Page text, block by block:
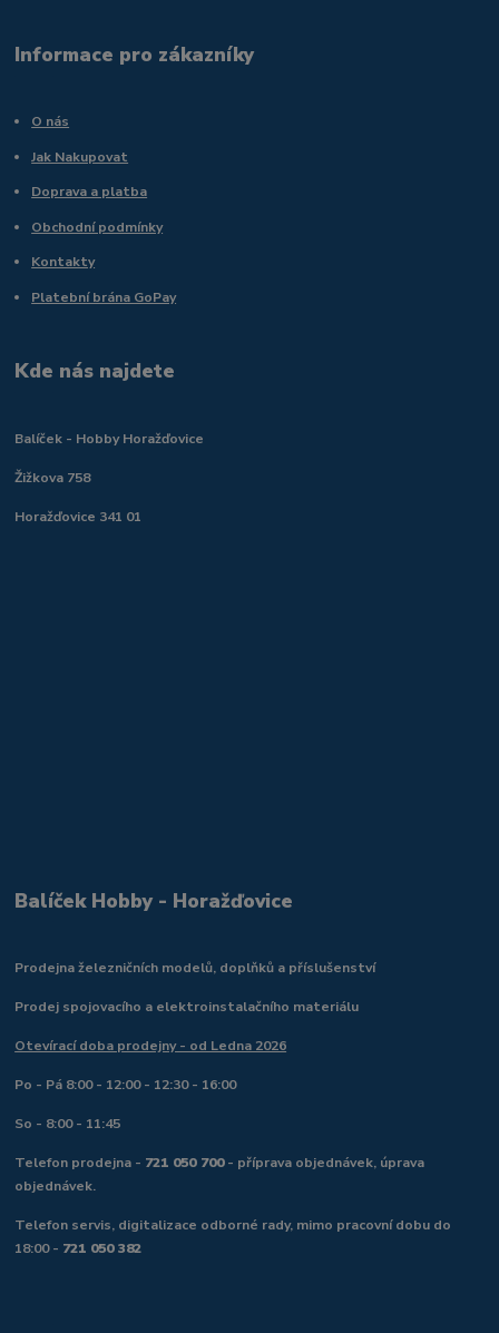
Informace pro zákazníky
O nás
Jak Nakupovat
Doprava a platba
Obchodní podmínky
Kontakty
Platební brána GoPay
Kde nás najdete
Balíček - Hobby Horažďovice
Žižkova 758
Horažďovice 341 01
Balíček Hobby - Horažďovice
Prodejna železničních modelů, doplňků a příslušenství
Prodej spojovacího a elektroinstalačního materiálu
Otevírací doba prodejny - od Ledna 2026
Po - Pá 8:00 - 12:00 - 12:30 - 16:00
So - 8:00 - 11:45
Telefon prodejna - 721 050 700- příprava objednávek, úprava
objednávek.
Telefon servis, digitalizace odborné rady, mimo pracovní dobu do
18:00 - 721 050 382